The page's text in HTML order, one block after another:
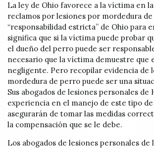
La ley de Ohio favorece a la víctima en
reclamos por lesiones por mordedura
“responsabilidad estricta” de Ohio para
significa que si la víctima puede probar
el dueño del perro puede ser
necesario que la víctima demuestre que
negligente. Pero recopilar evidencia de
mordedura de perro puede ser una
Sus abogados de lesiones personales
experiencia en el manejo de este tipo de
asegurarán de tomar las medidas
la compensación que se le debe.
Los abogados de lesiones personales de